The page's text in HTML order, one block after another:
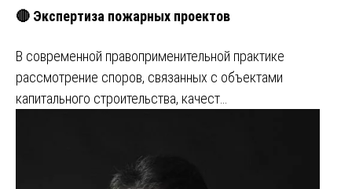
🔴 Экспертиза пожарных проектов
В современной правоприменительной практике
рассмотрение споров, связанных с объектами
капитального строительства, качест…